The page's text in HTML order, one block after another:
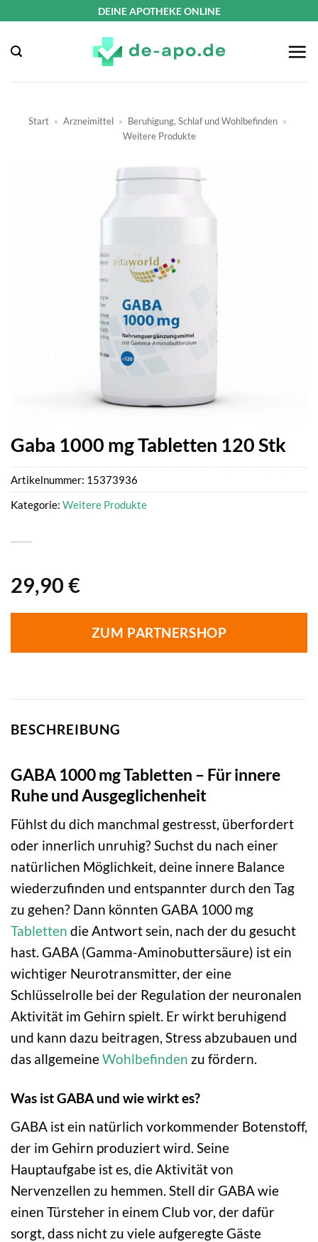
springen
DEINE APOTHEKE ONLINE
Start » Arzneimittel » Beruhigung, Schlaf und Wohlbefinden »
Weitere Produkte
Gaba 1000 mg Tabletten 120 Stk
29,90 €
ZUM PARTNERSHOP
Artikelnummer: 15373936
Kategorie: Weitere Produkte
BESCHREIBUNG
GABA 1000 mg Tabletten – Für innere
Ruhe und Ausgeglichenheit
Fühlst du dich manchmal gestresst, überfordert
oder innerlich unruhig? Suchst du nach einer
natürlichen Möglichkeit, deine innere Balance
wiederzufinden und entspannter durch den Tag
zu gehen? Dann könnten GABA 1000 mg
Tabletten die Antwort sein, nach der du gesucht
hast. GABA (Gamma-Aminobuttersäure) ist ein
wichtiger Neurotransmitter, der eine
Schlüsselrolle bei der Regulation der neuronalen
Aktivität im Gehirn spielt. Er wirkt beruhigend
und kann dazu beitragen, Stress abzubauen und
das allgemeineWohlbefinden zu fördern.
Was ist GABA und wie wirkt es?
GABA ist ein natürlich vorkommender Botenstoff,
der im Gehirn produziert wird. Seine
Hauptaufgabe ist es, die Aktivität von
Nervenzellen zu hemmen. Stell dir GABA wie
einen Türsteher in einem Club vor, der dafür
sorgt, dass nicht zu viele aufgeregte Gäste